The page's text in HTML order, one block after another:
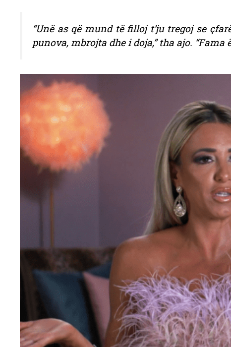
“Unë as që mund të filloj t’ju tregoj se
punova, mbrojta dhe i doja,” tha ajo.